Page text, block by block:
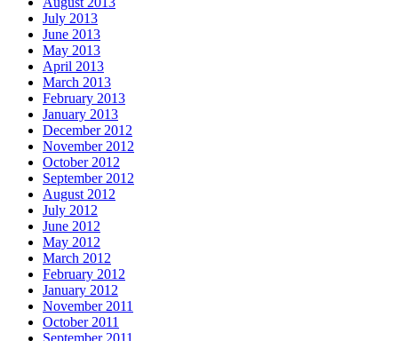
July 2013
June 2013
May 2013
April 2013
March 2013
February 2013
January 2013
December 2012
November 2012
October 2012
September 2012
August 2012
July 2012
June 2012
May 2012
March 2012
February 2012
January 2012
November 2011
October 2011